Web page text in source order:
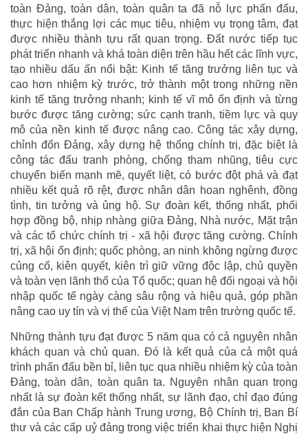
toàn Đảng, toàn dân, toàn quân ta đã nỗ lực phấn đấu,
thực hiện thắng lợi các mục tiêu, nhiệm vụ trọng tâm, đạt
được nhiều thành tựu rất quan trọng. Đất nước tiếp tục
phát triển nhanh và khá toàn diện trên hầu hết các lĩnh vực,
tạo nhiều dấu ấn nổi bật: Kinh tế tăng trưởng liên tục và
cao hơn nhiệm kỳ trước, trở thành một trong những nền
kinh tế tăng trưởng nhanh; kinh tế vĩ mô ổn định và từng
bước được tăng cường; sức cạnh tranh, tiềm lực và quy
mô của nền kinh tế được nâng cao. Công tác xây dựng,
chỉnh đốn Đảng, xây dựng hệ thống chính trị, đặc biệt là
công tác đấu tranh phòng, chống tham nhũng, tiêu cực
chuyển biến mạnh mẽ, quyết liệt, có bước đột phá và đạt
nhiều kết quả rõ rệt, được nhân dân hoan nghênh, đồng
tình, tin tưởng và ủng hộ. Sự đoàn kết, thống nhất, phối
hợp đồng bộ, nhịp nhàng giữa Đảng, Nhà nước, Mặt trận
và các tổ chức chính trị - xã hội được tăng cường. Chính
trị, xã hội ổn định; quốc phòng, an ninh không ngừng được
củng cố, kiên quyết, kiên trì giữ vững độc lập, chủ quyền
và toàn vẹn lãnh thổ của Tổ quốc; quan hệ đối ngoại và hội
nhập quốc tế ngày càng sâu rộng và hiệu quả, góp phần
nâng cao uy tín và vị thế của Việt Nam trên trường quốc tế.
Những thành tựu đạt được 5 năm qua có cả nguyên nhân
khách quan và chủ quan. Đó là kết quả của cả một quá
trình phấn đấu bền bỉ, liên tục qua nhiều nhiệm kỳ của toàn
Đảng, toàn dân, toàn quân ta. Nguyên nhân quan trọng
nhất là sự đoàn kết thống nhất, sự lãnh đạo, chỉ đạo đúng
đắn của Ban Chấp hành Trung ương, Bộ Chính trị, Ban Bí
thư và các cấp uỷ đảng trong việc triển khai thực hiện Nghị